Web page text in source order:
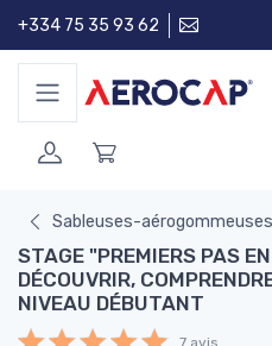
+334 75 35 93 62
Sableuses-aérogommeuses
STAGE "PREMIERS PAS
DÉCOUVRIR,
NIVEAU DÉBUTANT